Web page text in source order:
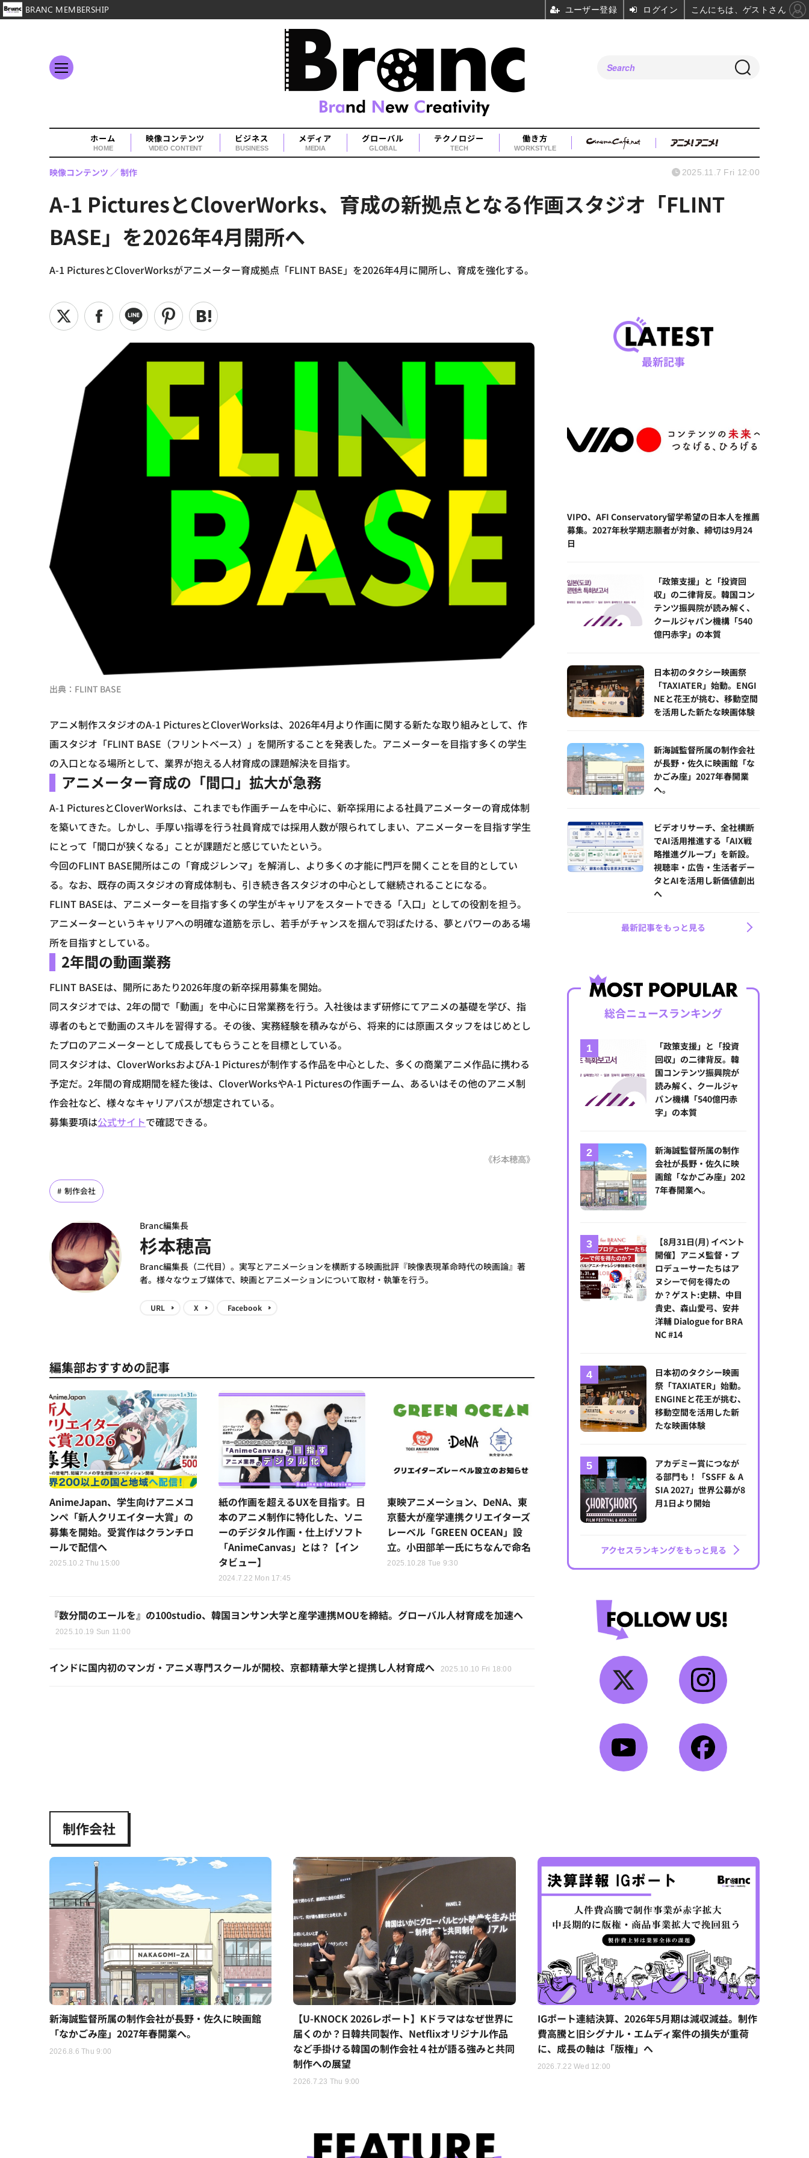
ホーム
HOME
映像コンテンツ
VIDEO CONTENT
ビジネス
BUSINESS
メディア
MEDIA
グローバル
GLOBAL
テクノロジー
TECH
働き方
WORKSTYLE
A-1 PicturesとCloverWorks、育成の新拠点となる作画スタジオ「FLINT
BASE」を2026年4月開所へ
A-1 PicturesとCloverWorksがアニメーター育成拠点「FLINT BASE」を2026年4月に開所し、育成を強化する。
映像コンテンツ 制作 2025.11.7 Fri 12:00
出典：FLINT BASE
アニメ制作スタジオのA-1 PicturesとCloverWorksは、2026年4月より作画に関する新たな取り組みとして、作
画スタジオ「FLINT BASE（フリントベース）」を開所することを発表した。アニメーターを目指す多くの学生
の入口となる場所として、業界が抱える人材育成の課題解決を目指す。
アニメーター育成の「間口」拡大が急務
A-1 PicturesとCloverWorksは、これまでも作画チームを中心に、新卒採用による社員アニメーターの育成体制
を築いてきた。しかし、手厚い指導を行う社員育成では採用人数が限られてしまい、アニメーターを目指す学生
にとって「間口が狭くなる」ことが課題だと感じていたという。
今回のFLINT BASE開所はこの「育成ジレンマ」を解消し、より多くの才能に門戸を開くことを目的としてい
る。なお、既存の両スタジオの育成体制も、引き続き各スタジオの中心として継続されることになる。
FLINT BASEは、アニメーターを目指す多くの学生がキャリアをスタートできる「入口」としての役割を担う。
アニメーターというキャリアへの明確な道筋を示し、若手がチャンスを掴んで羽ばたける、夢とパワーのある場
所を目指すとしている。
2年間の動画業務
FLINT BASEは、開所にあたり2026年度の新卒採用募集を開始。
同スタジオでは、2年の間で「動画」を中心に日常業務を行う。入社後はまず研修にてアニメの基礎を学び、指
導者のもとで動画のスキルを習得する。その後、実務経験を積みながら、将来的には原画スタッフをはじめとし
たプロのアニメーターとして成長してもらうことを目標としている。
同スタジオは、CloverWorksおよびA-1 Picturesが制作する作品を中心とした、多くの商業アニメ作品に携わる
予定だ。2年間の育成期間を経た後は、CloverWorksやA-1 Picturesの作画チーム、あるいはその他のアニメ制
作会社など、様々なキャリアパスが想定されている。
募集要項は公式サイトで確認できる。
《杉本穂高》
制作会社
Branc編集長
杉本穂高
Branc編集長（二代目）。実写とアニメーションを横断する映画批評『映像表現革命時代の映画論』著
者。様々なウェブ媒体で、映画とアニメーションについて取材・執筆を行う。
URL X Facebook
編集部おすすめの記事
AnimeJapan、学生向けアニメコ
ンペ「新人クリエイター大賞」の
募集を開始。受賞作はクランチロ
ールで配信へ
2025.10.2 Thu 15:00
紙の作画を超えるUXを目指す。日
本のアニメ制作に特化した、ソニ
ーのデジタル作画・仕上げソフト
「AnimeCanvas」とは？【イン
タビュー】
2024.7.22 Mon 17:45
東映アニメーション、DeNA、東
京藝大が産学連携クリエイターズ
レーベル「GREEN OCEAN」設
立。小田部羊一氏にちなんで命名
2025.10.28 Tue 9:30
『数分間のエールを』の100studio、韓国ヨンサン大学と産学連携MOUを締結。グローバル人材育成を加速へ
2025.10.19 Sun 11:00
インドに国内初のマンガ・アニメ専門スクールが開校、京都精華大学と提携し人材育成へ 2025.10.10 Fri 18:00
最新記事
VIPO、AFI Conservatory留学希望の日本人を推薦
募集。2027年秋学期志願者が対象、締切は9月24
日
「政策支援」と「投資回
収」の二律背反。韓国コン
テンツ振興院が読み解く、
クールジャパン機構「540
億円赤字」の本質
日本初のタクシー映画祭
「TAXIATER」始動。ENGI
NEと花王が挑む、移動空間
を活用した新たな映画体験
新海誠監督所属の制作会社
が長野・佐久に映画館「な
かごみ座」2027年春開業
へ。
ビデオリサーチ、全社横断
でAI活用推進する「AIX戦
略推進グループ」を新設。
視聴率・広告・生活者デー
タとAIを活用し新価値創出
へ
最新記事をもっと見る
総合ニュースランキング
「政策支援」と「投資
回収」の二律背反。韓
国コンテンツ振興院が
読み解く、クールジャ
パン機構「540億円赤
字」の本質
新海誠監督所属の制作
会社が長野・佐久に映
画館「なかごみ座」202
7年春開業へ。
【8月31日(月) イベント
開催】アニメ監督・プ
ロデューサーたちはア
ヌシーで何を得たの
か？ゲスト:史耕、中目
貴史、森山愛弓、安井
洋輔 Dialogue for BRA
NC #14
日本初のタクシー映画
祭「TAXIATER」始動。
ENGINEと花王が挑む、
移動空間を活用した新
たな映画体験
アカデミー賞につなが
る部門も！「SSFF ＆ A
SIA 2027」世界公募が8
月1日より開始
アクセスランキングをもっと見る
制作会社
新海誠監督所属の制作会社が長野・佐久に映画館
「なかごみ座」2027年春開業へ。
2026.8.6 Thu 9:00
【U-KNOCK 2026レポート】Kドラマはなぜ世界に
届くのか？日韓共同製作、Netflixオリジナル作品
など手掛ける韓国の制作会社４社が語る強みと共同
制作への展望
2026.7.23 Thu 9:00
IGポート連結決算、2026年5月期は減収減益。制作
費高騰と旧シグナル・エムディ案件の損失が重荷
に、成長の軸は「版権」へ
2026.7.22 Wed 12:00
BRANC MEMBERSHIP ユーザー登録 ログイン こんにちは、ゲストさん